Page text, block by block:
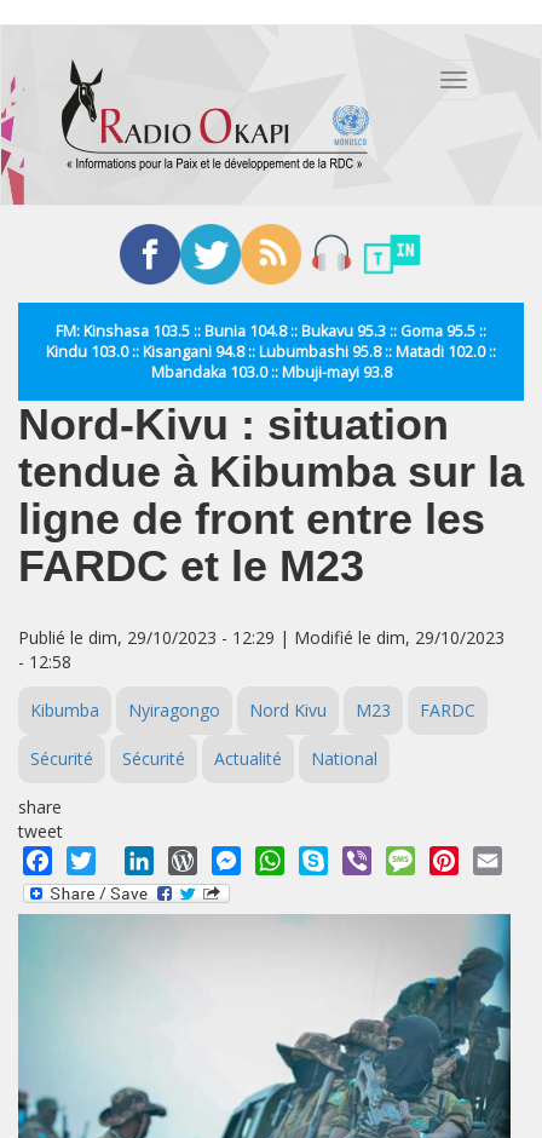
contenu
principal
Toggle
FM: Kinshasa 103.5 :: Bunia 104.8 :: Bukavu 95.3 :: Goma 95.5 ::
Kindu 103.0 :: Kisangani 94.8 :: Lubumbashi 95.8 :: Matadi 102.0 ::
Mbandaka 103.0 :: Mbuji-mayi 93.8
Nord-Kivu : situation
tendue à Kibumba sur la
ligne de front entre les
FARDC et le M23
Publié le dim, 29/10/2023 - 12:29 | Modifié le dim, 29/10/2023
- 12:58
Kibumba Nyiragongo Nord Kivu M23 FARDC
Sécurité Sécurité Actualité National
share
tweet
Facebook
Twitter LinkedInWordPressMessengerWhatsApp
Skype Viber MessagePinterest